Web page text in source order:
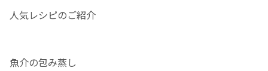
人気レシピのご紹介
魚介の包み蒸し